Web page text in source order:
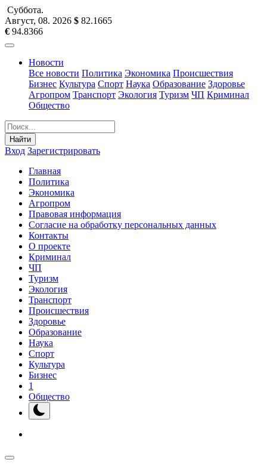
Суббота.
Август, 08. 2026 $ 82.1665
€ 94.8366
Новости
Все новости Политика Экономика Происшествия
Бизнес Культура Спорт Наука Образование Здоровье
Агропром Транспорт Экология Туризм ЧП Криминал
Общество
Найти
Вход Зарегистрировать
Главная
Политика
Экономика
Агропром
Правовая информация
Согласие на обработку персональных данных
Контакты
О проекте
Криминал
ЧП
Туризм
Экология
Транспорт
Происшествия
Здоровье
Образование
Наука
Спорт
Культура
Бизнес
1
Общество